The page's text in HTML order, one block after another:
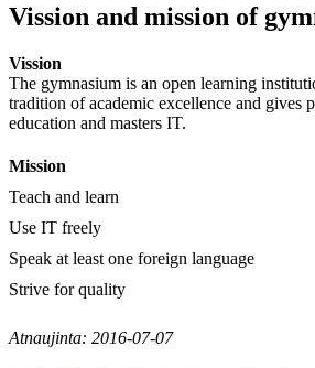
Vission and mission of
Vission
The gymnasium is an open learning
tradition of academic excellence and gives
education and masters IT.
Mission
Teach and learn
Use IT freely
Speak at least one foreign language
Strive for quality
Atnaujinta: 2016-07-07